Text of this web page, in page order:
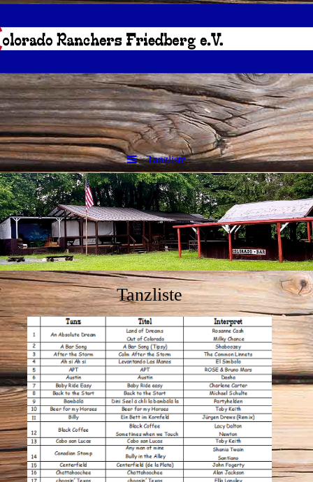
Tanzliste
Tanzliste